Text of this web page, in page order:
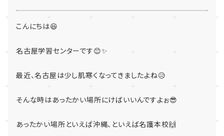
こんにちは😆
名古屋学習センターです😊✨
最近、名古屋は少し肌寒くなってきましたよね😥
そんな時はあったかい場所にけばいいんですよぉ😎
あったかい場所といえば沖縄、といえば名護本校🙌